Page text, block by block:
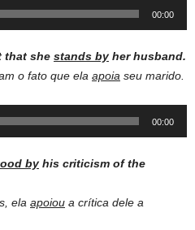
00:00
that she stands by her husband.
o fato que ela apoia seu marido.
00:00
by his criticism of the
ela apoiou a crítica dele a